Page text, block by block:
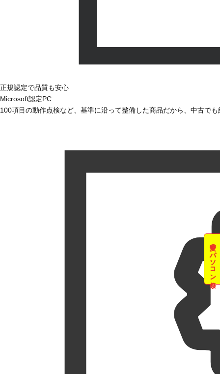
夏のパソコン祭
正規認定で品質も安心
Microsoft認定PC
100項目の動作点検など、基準に沿って整備した商品だから、中古で